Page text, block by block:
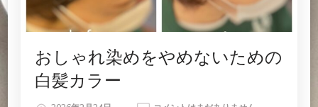
おしゃれ染めをやめないための
白髪カラー